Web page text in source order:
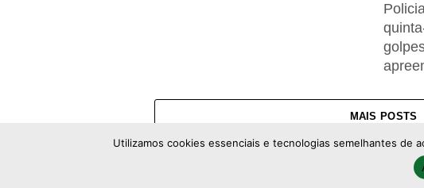
MAIS POSTS
Copyright © 2026 -
Utilizamos cookies essenciais e tecnologias semelhantes de